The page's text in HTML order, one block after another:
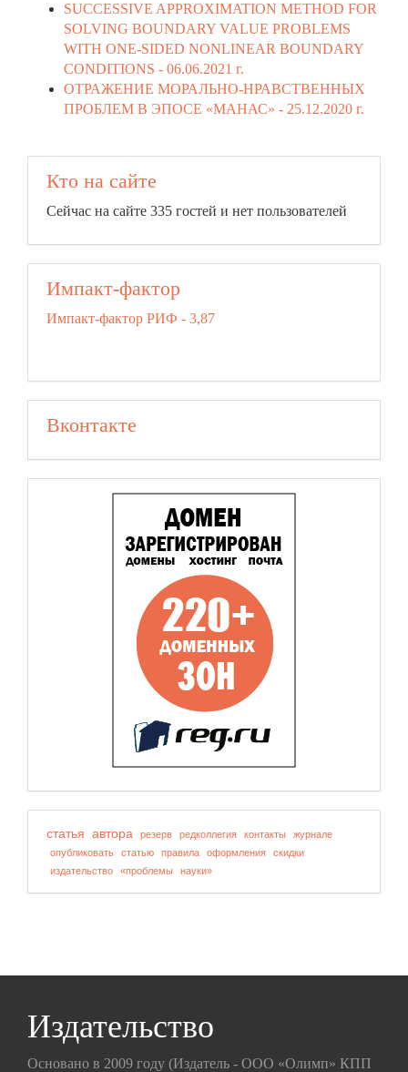
SUCCESSIVE APPROXIMATION METHOD FOR
SOLVING BOUNDARY VALUE PROBLEMS
WITH ONE-SIDED NONLINEAR BOUNDARY
CONDITIONS - 06.06.2021 г.
ОТРАЖЕНИЕ МОРАЛЬНО-НРАВСТВЕННЫХ
ПРОБЛЕМ В ЭПОСЕ «МАНАС» - 25.12.2020 г.
Кто на сайте
Сейчас на сайте 335 гостей и нет пользователей
Импакт-фактор
Импакт-фактор РИФ - 3,87
Вконтакте
статья автора резерв редколлегия контакты
журнале
опубликовать
статью правила оформления
скидки
издательство
«проблемы науки»
Издательство
Основано в 2009 году (Издатель - ООО «Олимп» КПП